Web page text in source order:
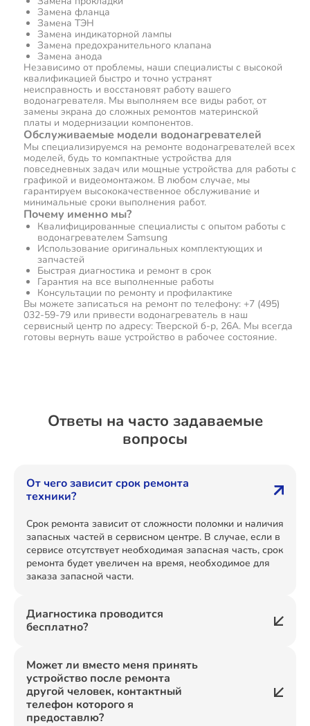
Замена фланца
Замена ТЭН
Замена индикаторной лампы
Замена предохранительного клапана
Замена анода
Независимо от проблемы, наши специалисты с высокой
квалификацией быстро и точно устранят
неисправность и восстановят работу вашего
водонагревателя. Мы выполняем все виды работ, от
замены экрана до сложных ремонтов материнской
платы и модернизации компонентов.
Обслуживаемые модели водонагревателей
Мы специализируемся на ремонте водонагревателей всех
моделей, будь то компактные устройства для
повседневных задач или мощные устройства для работы с
графикой и видеомонтажом. В любом случае, мы
гарантируем высококачественное обслуживание и
минимальные сроки выполнения работ.
Почему именно мы?
Квалифицированные специалисты с опытом работы с
водонагревателем Samsung
Использование оригинальных комплектующих и
запчастей
Быстрая диагностика и ремонт в срок
Гарантия на все выполненные работы
Консультации по ремонту и профилактике
Вы можете записаться на ремонт по телефону: +7 (495)
032-59-79 или привести водонагреватель в наш
сервисный центр по адресу: Тверской б-р, 26А. Мы всегда
готовы вернуть ваше устройство в рабочее состояние.
Ответы на часто задаваемые
вопросы
От чего зависит срок ремонта
техники?
Срок ремонта зависит от сложности поломки и наличия
запасных частей в сервисном центре. В случае, если в
сервисе отсутствует необходимая запасная часть, срок
ремонта будет увеличен на время, необходимое для
заказа запасной части.
Диагностика проводится
бесплатно?
Может ли вместо меня принять
устройство после ремонта
другой человек, контактный
телефон которого я
предоставлю?